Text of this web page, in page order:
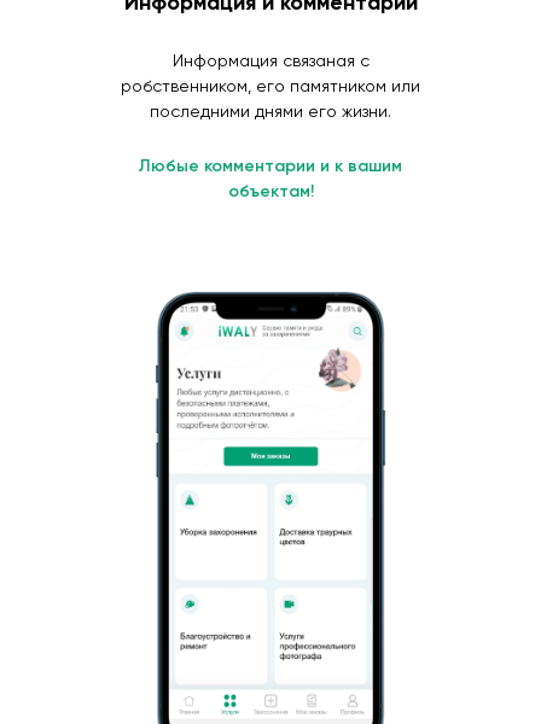
Информация связаная с
робственником, его памятником или
последними днями его жизни.
Любые комментарии и к вашим
объектам!